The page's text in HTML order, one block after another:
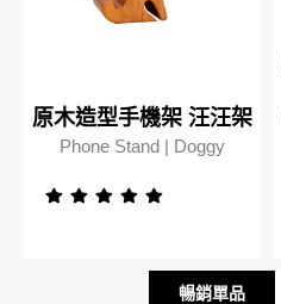
原木造型手機架 汪汪架
Phone Stand | Doggy
暢銷單品
暢銷單品